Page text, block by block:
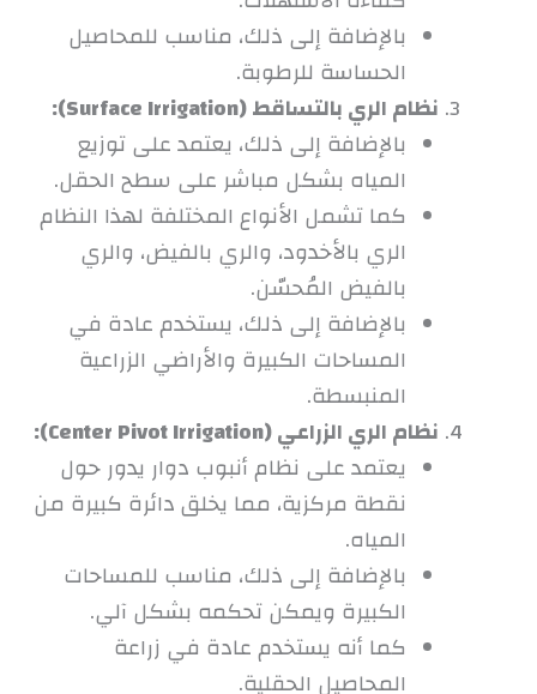
بالإضافة إلى ذلك، مناسب للمحاصيل
الحساسة للرطوبة.
نظام الري بالتساقط (Surface Irrigation):
بالإضافة إلى ذلك، يعتمد على توزيع
المياه بشكل مباشر على سطح الحقل.
كما تشمل الأنواع المختلفة لهذا النظام
الري بالأخدود، والري بالفيض، والري
بالفيض المُحسّن.
بالإضافة إلى ذلك، يستخدم عادة في
المساحات الكبيرة والأراضي الزراعية
المنبسطة.
نظام الري الزراعي (Center Pivot Irrigation):
يعتمد على نظام أنبوب دوار يدور حول
نقطة مركزية، مما يخلق دائرة كبيرة من
المياه.
بالإضافة إلى ذلك، مناسب للمساحات
الكبيرة ويمكن تحكمه بشكل آلي.
كما أنه يستخدم عادة في زراعة
المحاصيل الحقلية.